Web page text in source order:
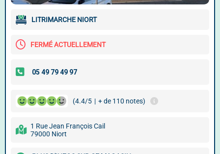
LITRIMARCHE NIORT
FERMÉ ACTUELLEMENT
(4.4/5 | + de 110 notes)
1 Rue Jean François Cail
79000 Niort